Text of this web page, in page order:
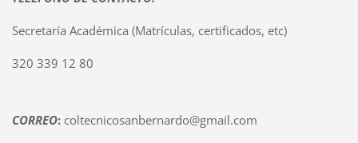
Secretaría Académica (Matrículas, certificados, etc)
320 339 12 80
CORREO:coltecnicosanbernardo@gmail.com